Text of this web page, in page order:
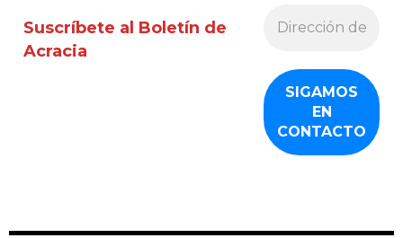
Suscríbete al Boletín de
Acracia